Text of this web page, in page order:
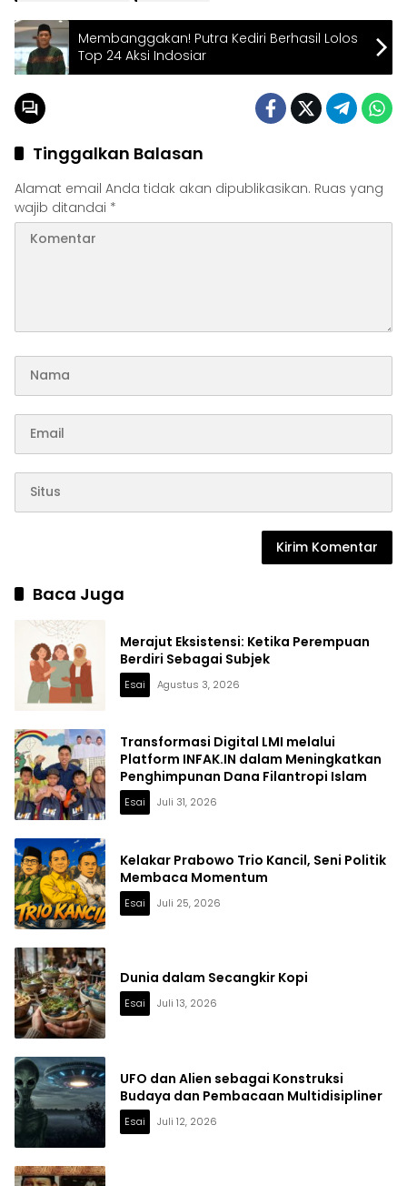
Membanggakan! Putra Kediri Berhasil Lolos
Top 24 Aksi Indosiar
Tinggalkan Balasan
Alamat email Anda tidak akan dipublikasikan. Ruas yang
wajib ditandai *
Baca Juga
Merajut Eksistensi: Ketika Perempuan
Berdiri Sebagai Subjek
Esai Agustus 3, 2026
Transformasi Digital LMI melalui
Platform INFAK.IN dalam Meningkatkan
Penghimpunan Dana Filantropi Islam
Esai Juli 31, 2026
Kelakar Prabowo Trio Kancil, Seni Politik
Membaca Momentum
Esai Juli 25, 2026
Dunia dalam Secangkir Kopi
Esai Juli 13, 2026
UFO dan Alien sebagai Konstruksi
Budaya dan Pembacaan Multidisipliner
Esai Juli 12, 2026